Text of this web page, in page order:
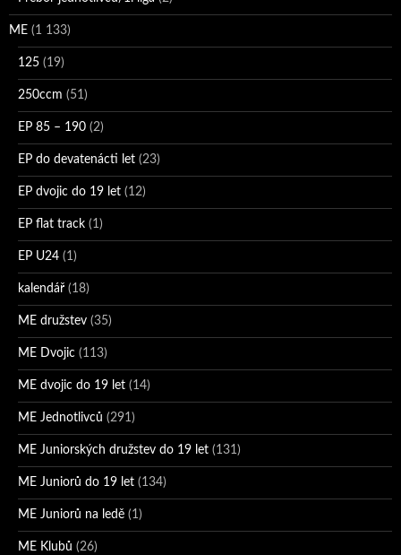
ME (1 133)
125 (19)
250ccm (51)
EP 85 – 190 (2)
EP do devatenácti let (23)
EP dvojic do 19 let (12)
EP flat track (1)
EP U24 (1)
kalendář (18)
ME družstev (35)
ME Dvojic (113)
ME dvojic do 19 let (14)
ME Jednotlivců (291)
ME Juniorských družstev do 19 let (131)
ME Juniorů do 19 let (134)
ME Juniorů na ledě (1)
ME Klubů (26)